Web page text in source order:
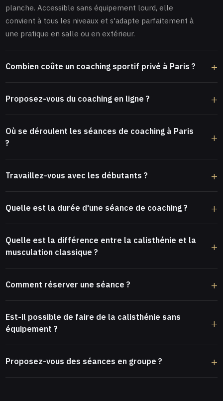
planche. Accessible sans équipement lourd, elle
convient à tous les niveaux et s'adapte parfaitement à
une pratique en salle ou en extérieur.
Combien coûte un coaching sportif privé à Paris ?
Proposez-vous du coaching en ligne ?
Où se déroulent les séances de coaching à Paris
?
Travaillez-vous avec les débutants ?
Quelle est la durée d'une séance de coaching ?
Quelle est la différence entre la calisthénie et la
musculation classique ?
Comment réserver une séance ?
Est-il possible de faire de la calisthénie sans
équipement ?
Proposez-vous des séances en groupe ?